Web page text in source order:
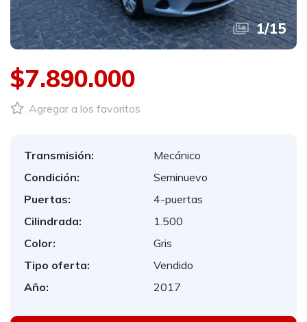
1/15
$7.890.000
Agregar a los favoritos
Transmisión:
Mecánico
Condición:
Seminuevo
Puertas:
4-puertas
Cilindrada:
1.500
Color:
Gris
Tipo oferta:
Vendido
Año:
2017